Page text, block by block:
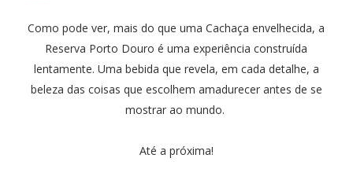
Como pode ver, mais do que uma Cachaça envelhecida, a
Reserva Porto Douro é uma experiência construída
lentamente. Uma bebida que revela, em cada detalhe, a
beleza das coisas que escolhem amadurecer antes de se
mostrar ao mundo.
Até a próxima!